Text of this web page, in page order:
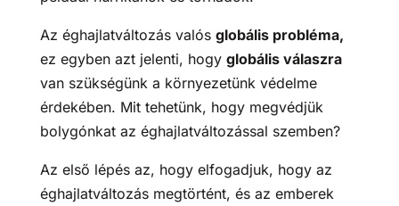
Az éghajlatváltozás valós globális probléma,
ez egyben azt jelenti, hogy globális válaszra
van szükségünk a környezetünk védelme
érdekében. Mit tehetünk, hogy megvédjük
bolygónkat az éghajlatváltozással szemben?
Az első lépés az, hogy elfogadjuk, hogy az
éghajlatváltozás megtörtént, és az emberek